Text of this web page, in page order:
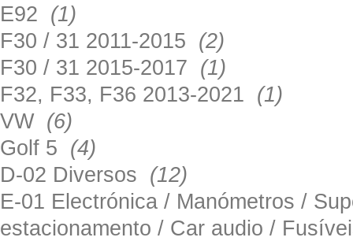
E92 (1)
F30 / 31 2011-2015 (2)
F30 / 31 2015-2017 (1)
F32, F33, F36 2013-2021 (1)
VW (6)
Golf 5 (4)
D-02 Diversos (12)
E-01 Electrónica / Manómetros /
estacionamento / Car audio /